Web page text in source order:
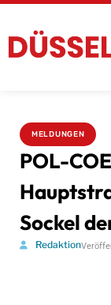
MELDUNGEN
POL-
Sockel
Redaktion